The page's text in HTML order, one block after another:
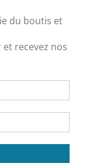
du boutis et
recevez nos